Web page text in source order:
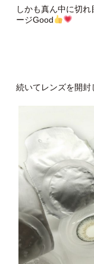
しかも真ん中に切
ージGood
続いてレンズを開封